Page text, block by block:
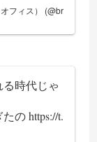
フィス） (@br
時代じゃ
たのhttps://t.